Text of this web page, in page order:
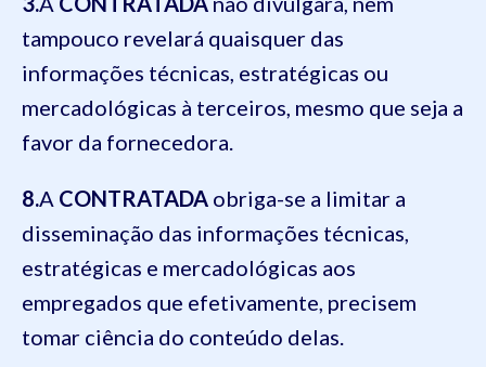
tampouco revelará quaisquer das
informações técnicas, estratégicas ou
mercadológicas à terceiros, mesmo que seja a
favor da fornecedora.
8.A CONTRATADA obriga-se a limitar a
disseminação das informações técnicas,
estratégicas e mercadológicas aos
empregados que efetivamente, precisem
tomar ciência do conteúdo delas.